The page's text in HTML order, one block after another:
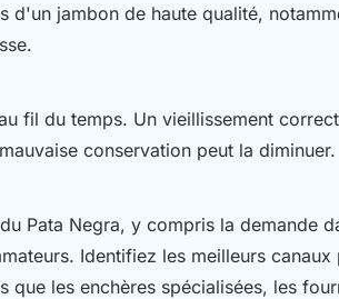
d'un jambon de haute qualité,
fil du temps. Un vieillissement
conservation peut la diminuer.
Pata Negra, y compris la demande
Identifiez les meilleurs canaux
que les enchères spécialisées, les